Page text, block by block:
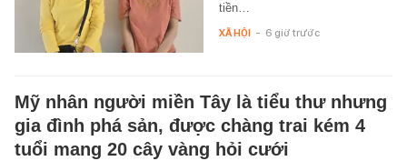
tiền…
XÃ HỘI - 6 giờ trước
Mỹ nhân người miền Tây là tiểu thư nhưng
gia đình phá sản, được chàng trai kém 4
tuổi mang 20 cây vàng hỏi cưới